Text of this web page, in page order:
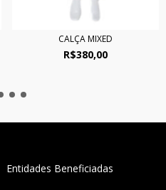
CALÇA MIXED
R$380,00
Entidades Beneficiadas